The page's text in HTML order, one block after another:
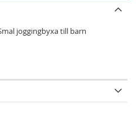
joggingbyxa till barn